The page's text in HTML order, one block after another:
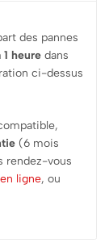
des pannes
heure dans
ci-dessus
(6 mois
rendez-vous
ligne, ou